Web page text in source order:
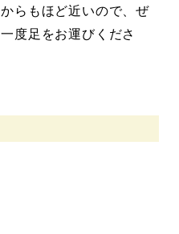
らもほど近いので、ぜ
度足をお運びくださ